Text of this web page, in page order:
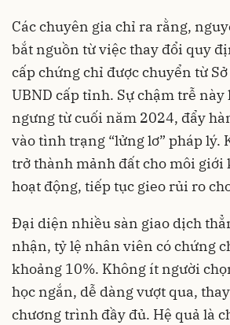
Các chuyên gia chỉ ra rằng,
bắt nguồn từ việc thay đổi quy
cấp chứng chỉ được chuyển từ
UBND cấp tỉnh. Sự chậm trễ
ngưng từ cuối năm 2024, đẩy
vào tình trạng “lửng lơ” pháp lý.
trở thành mảnh đất cho môi giới
hoạt động, tiếp tục gieo rủi ro
Đại diện nhiều sàn giao dịch
nhận, tỷ lệ nhân viên có chứng
khoảng 10%. Không ít người
học ngắn, dễ dàng vượt qua,
chương trình đầy đủ. Hệ quả là